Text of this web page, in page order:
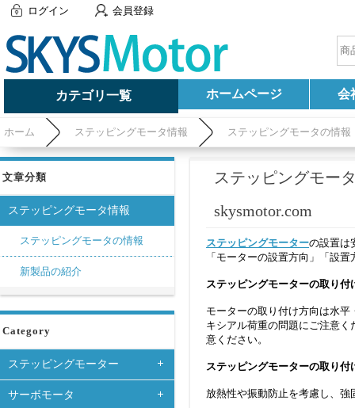
ログイン 会員登録
カテゴリ一覧 ホームページ 会
ホーム ステッピングモータ情報 ステッピングモータの情報
文章分類
ステッピングモータ情報
ステッピングモータの情報
新製品の紹介
Category
ステッピングモーター
サーボモータ
ステッピングモー
skysmotor.com
ステッピングモーターの設置は
「モーターの設置方向」「設
ステッピングモーターの取り付
モーターの取り付け方向は水
キシアル荷重の問題にご注意
意ください。
ステッピングモーターの取り付
放熱性や振動防止を考慮し、